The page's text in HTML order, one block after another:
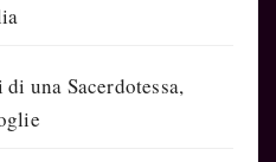
una Sacerdotessa,